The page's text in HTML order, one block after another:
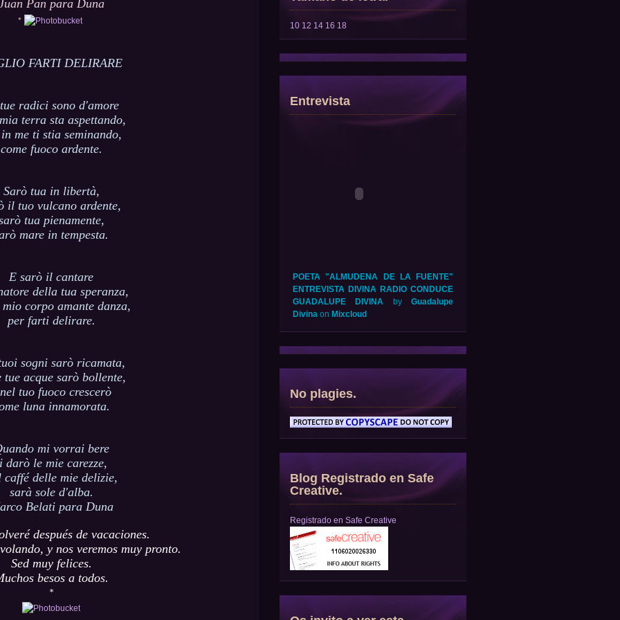
Pan para Duna
*
FARTI DELIRARE
radici sono d'amore
terra sta aspettando,
me ti stia seminando,
come fuoco ardente.
Sarò tua in libertà,
il tuo vulcano ardente,
tua pienamente,
mare in tempesta.
E sarò il cantare
della tua speranza,
corpo amante danza,
per farti delirare.
sogni sarò ricamata,
tue acque sarò bollente,
tuo fuoco crescerò
luna innamorata.
mi vorrai bere
darò le mie carezze,
caffé delle mie delizie,
sarà sole d'alba.
Belati para Duna
después de vacaciones.
y nos veremos muy pronto.
Sed muy felices.
besos a todos.
*
10 12 14 16 18
Entrevista
POETA "ALMUDENA DE LA FUENTE"
ENTREVISTA DIVINA RADIO CONDUCE
GUADALUPE DIVINA byGuadalupe
Divina on Mixcloud
No plagies.
Blog Registrado en Safe
Creative.
Registrado en Safe Creative